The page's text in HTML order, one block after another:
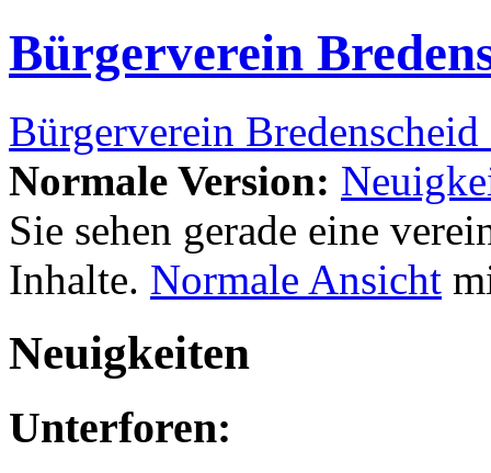
Bürgerverein
Bürgerverein Bredenscheid
Normale Version:
Sie sehen gerade eine
Inhalte. Normale Ansicht
Neuigkeiten
Unterforen: